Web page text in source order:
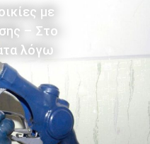
με
– Στο
λόγω